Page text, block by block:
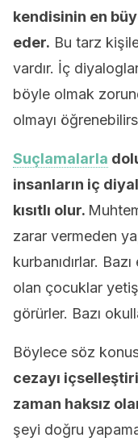
kendisinin en
eder. Bu tarz
vardır. İç
böyle olmak
olmayı
Suçlamalarla
insanların iç
kısıtlı olur.
zarar vermeden
kurbanıdırlar.
olan çocuklar
görürler. Bazı
Böylece söz
cezayı
zaman haksız
şeyi doğru